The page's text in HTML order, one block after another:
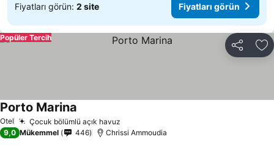
Fiyatları görün: 2 site Fiyatları görün
Paylaş
Popüler Tercih
Otel Çocuk bölümlü açık havuz
Porto Marina
9,0 Mükemmel 446 Chrissi Ammoudia